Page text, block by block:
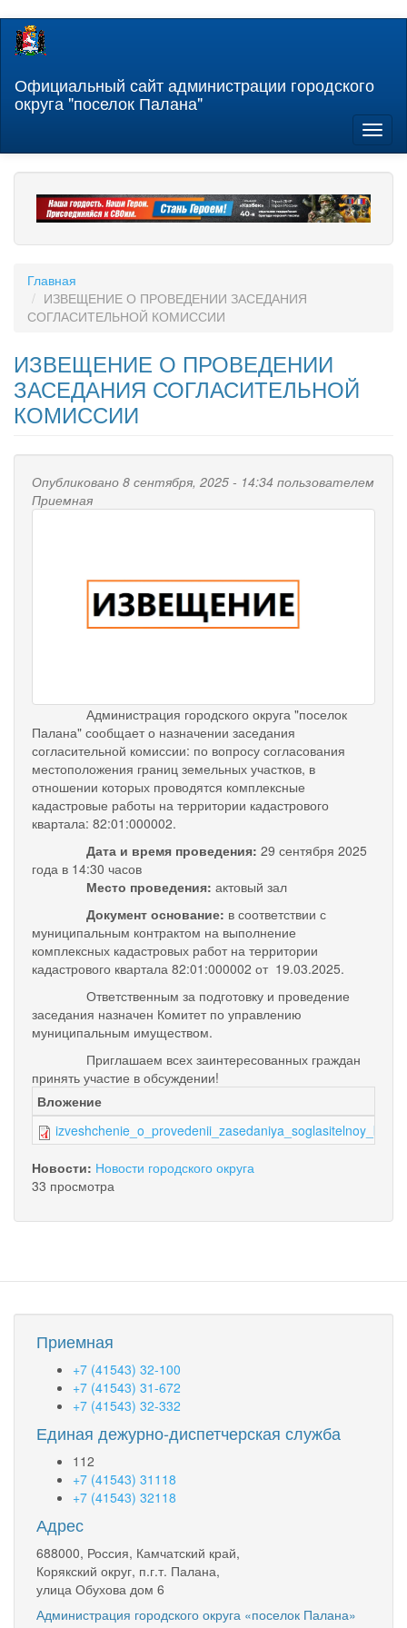
Перейти
содержанию
Официальный сайт администрации городского
округа "поселок Палана"
Главная
ИЗВЕЩЕНИЕ О ПРОВЕДЕНИИ ЗАСЕДАНИЯ
СОГЛАСИТЕЛЬНОЙ КОМИССИИ
ИЗВЕЩЕНИЕ О ПРОВЕДЕНИИ
ЗАСЕДАНИЯ СОГЛАСИТЕЛЬНОЙ
КОМИССИИ
Опубликовано 8 сентября, 2025 - 14:34 пользователем
Приемная
Администрация городского округа "поселок
Палана" сообщает о назначении заседания
согласительной комиссии: по вопросу согласования
местоположения границ земельных участков, в
отношении которых проводятся комплексные
кадастровые работы на территории кадастрового
квартала: 82:01:000002.
Дата и время проведения: 29 сентября 2025
года в 14:30 часов
Место проведения: актовый зал
Документ основание: в соответствии с
муниципальным контрактом на выполнение
комплексных кадастровых работ на территории
кадастрового квартала 82:01:000002 от 19.03.2025.
Ответственным за подготовку и проведение
заседания назначен Комитет по управлению
муниципальным имуществом.
Приглашаем всех заинтересованных граждан
принять участие в обсуждении!
Вложение
Новости: Новости городского округа
33 просмотра
Приемная
+7 (41543) 32-100
+7 (41543) 31-672
+7 (41543) 32-332
Единая дежурно-диспетчерская служба
112
+7 (41543) 31118
+7 (41543) 32118
Адрес
688000, Россия, Камчатский край,
Корякский округ, п.г.т. Палана,
улица Обухова дом 6
Администрация городского округа «поселок Палана»